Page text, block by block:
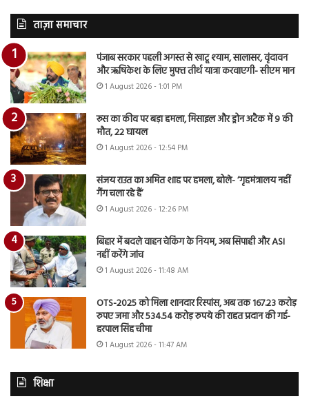
ताज़ा समाचार
पंजाब सरकार पहली अगस्त से खाटू श्याम, सालासर, वृंदावन
और ऋषिकेश के लिए मुफ्त तीर्थ यात्रा करवाएगी- सीएम मान
1 August 2026 - 1:01 PM
रूस का कीव पर बड़ा हमला, मिसाइल और ड्रोन अटैक में 9 की
मौत, 22 घायल
1 August 2026 - 12:54 PM
संजय राउत का अमित शाह पर हमला, बोले- ‘गृहमंत्रालय नहीं
गैंग चला रहे हैं’
1 August 2026 - 12:26 PM
बिहार में बदले वाहन चेकिंग के नियम, अब सिपाही और ASI
नहीं करेंगे जांच
1 August 2026 - 11:48 AM
OTS-2025 को मिला शानदार रिस्पांस, अब तक 167.23 करोड़
रुपए जमा और 534.54 करोड़ रुपये की राहत प्रदान की गई-
हरपाल सिंह चीमा
1 August 2026 - 11:47 AM
शिक्षा